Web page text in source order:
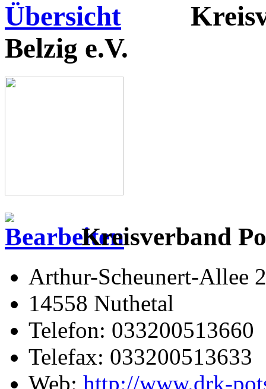
Belzig e.V.
Kreisverband
Arthur-Scheunert-Allee 2
14558 Nuthetal
Telefon: 033200513660
Telefax: 033200513633
Web: http://www.drk-